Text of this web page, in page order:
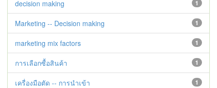
1
decision making
1
Marketing -- Decision making
1
marketing mix factors
1
การเลือกซื้อสินค้า
1
เครื่องมือตัด -- การนำเข้า